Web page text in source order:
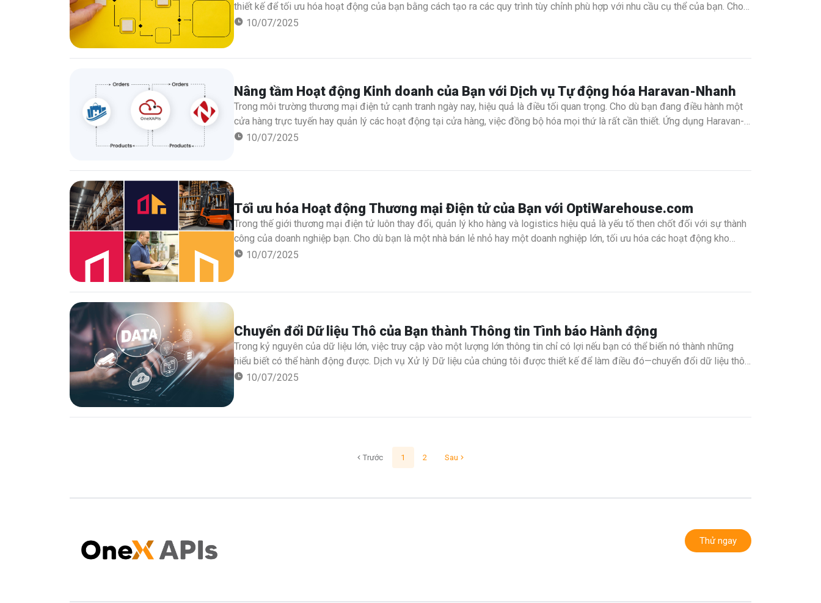
thiết kế để tối ưu hóa hoạt động của bạn bằng cách tạo ra các quy trình tùy chỉnh phù hợp với nhu cầu cụ thể của bạn. Cho
dù bạn đang tìm cách tự động hóa các nhiệm vụ lặp đi lặp lại, cải thiện sự hợp tác hay nâng cao năng suất, các quy trình
10/07/2025
Nâng tầm Hoạt động Kinh doanh của Bạn với Dịch vụ Tự động hóa Haravan-Nhanh
Trong môi trường thương mại điện tử cạnh tranh ngày nay, hiệu quả là điều tối quan trọng. Cho dù bạn đang điều hành một
cửa hàng trực tuyến hay quản lý các hoạt động tại cửa hàng, việc đồng bộ hóa mọi thứ là rất cần thiết. Ứng dụng Haravan-
Nhanh của chúng tôi được thiết kế để tự động hóa quá trình đồng bộ hóa dữ liệu đơn hàng, sản phẩm và hàng tồn kho giữa
10/07/2025
Tối ưu hóa Hoạt động Thương mại Điện tử của Bạn với OptiWarehouse.com
Trong thế giới thương mại điện tử luôn thay đổi, quản lý kho hàng và logistics hiệu quả là yếu tố then chốt đối với sự thành
công của doanh nghiệp bạn. Cho dù bạn là một nhà bán lẻ nhỏ hay một doanh nghiệp lớn, tối ưu hóa các hoạt động kho
hàng có thể ảnh hưởng đáng kể đến lợi nhuận của bạn. Đó là nơi OptiWarehouse.comxuất hiện—một nền tảng chuyên tăng
10/07/2025
Chuyển đổi Dữ liệu Thô của Bạn thành Thông tin Tình báo Hành động
Trong kỷ nguyên của dữ liệu lớn, việc truy cập vào một lượng lớn thông tin chỉ có lợi nếu bạn có thể biến nó thành những
hiểu biết có thể hành động được. Dịch vụ Xử lý Dữ liệu của chúng tôi được thiết kế để làm điều đó—chuyển đổi dữ liệu thô
thành thông tin tình báo có ý nghĩa, thúc đẩy quá trình ra quyết định và thành công trong kinh doanh. Cho dù bạn đang xử lý
10/07/2025
Trước 1 2 Sau
Thử ngay